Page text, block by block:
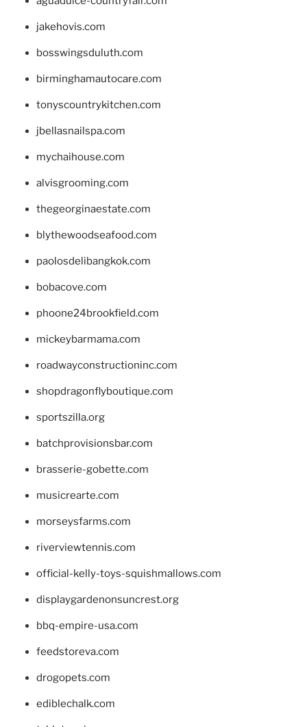
jakehovis.com
bosswingsduluth.com
birminghamautocare.com
tonyscountrykitchen.com
jbellasnailspa.com
mychaihouse.com
alvisgrooming.com
thegeorginaestate.com
blythewoodseafood.com
paolosdelibangkok.com
bobacove.com
phoone24brookfield.com
mickeybarmama.com
roadwayconstructioninc.com
shopdragonflyboutique.com
sportszilla.org
batchprovisionsbar.com
brasserie-gobette.com
musicrearte.com
morseysfarms.com
riverviewtennis.com
official-kelly-toys-squishmallows.com
displaygardenonsuncrest.org
bbq-empire-usa.com
feedstoreva.com
drogopets.com
ediblechalk.com